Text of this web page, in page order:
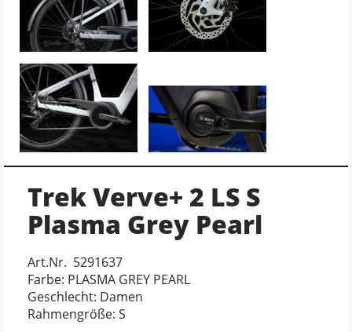
Trek Verve+ 2 LS S
Plasma Grey Pearl
Art.Nr. 5291637
Farbe: PLASMA GREY PEARL
Geschlecht: Damen
Rahmengröße: S